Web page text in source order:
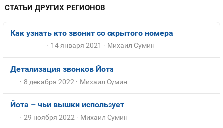
СТАТЬИ ДРУГИХ РЕГИОНОВ
Как узнать кто звонит со скрытого номера
14 января 2021 Михаил Сумин
Детализация звонков Йота
8 декабря 2022 Михаил Сумин
Йота – чьи вышки использует
29 ноября 2022 Михаил Сумин